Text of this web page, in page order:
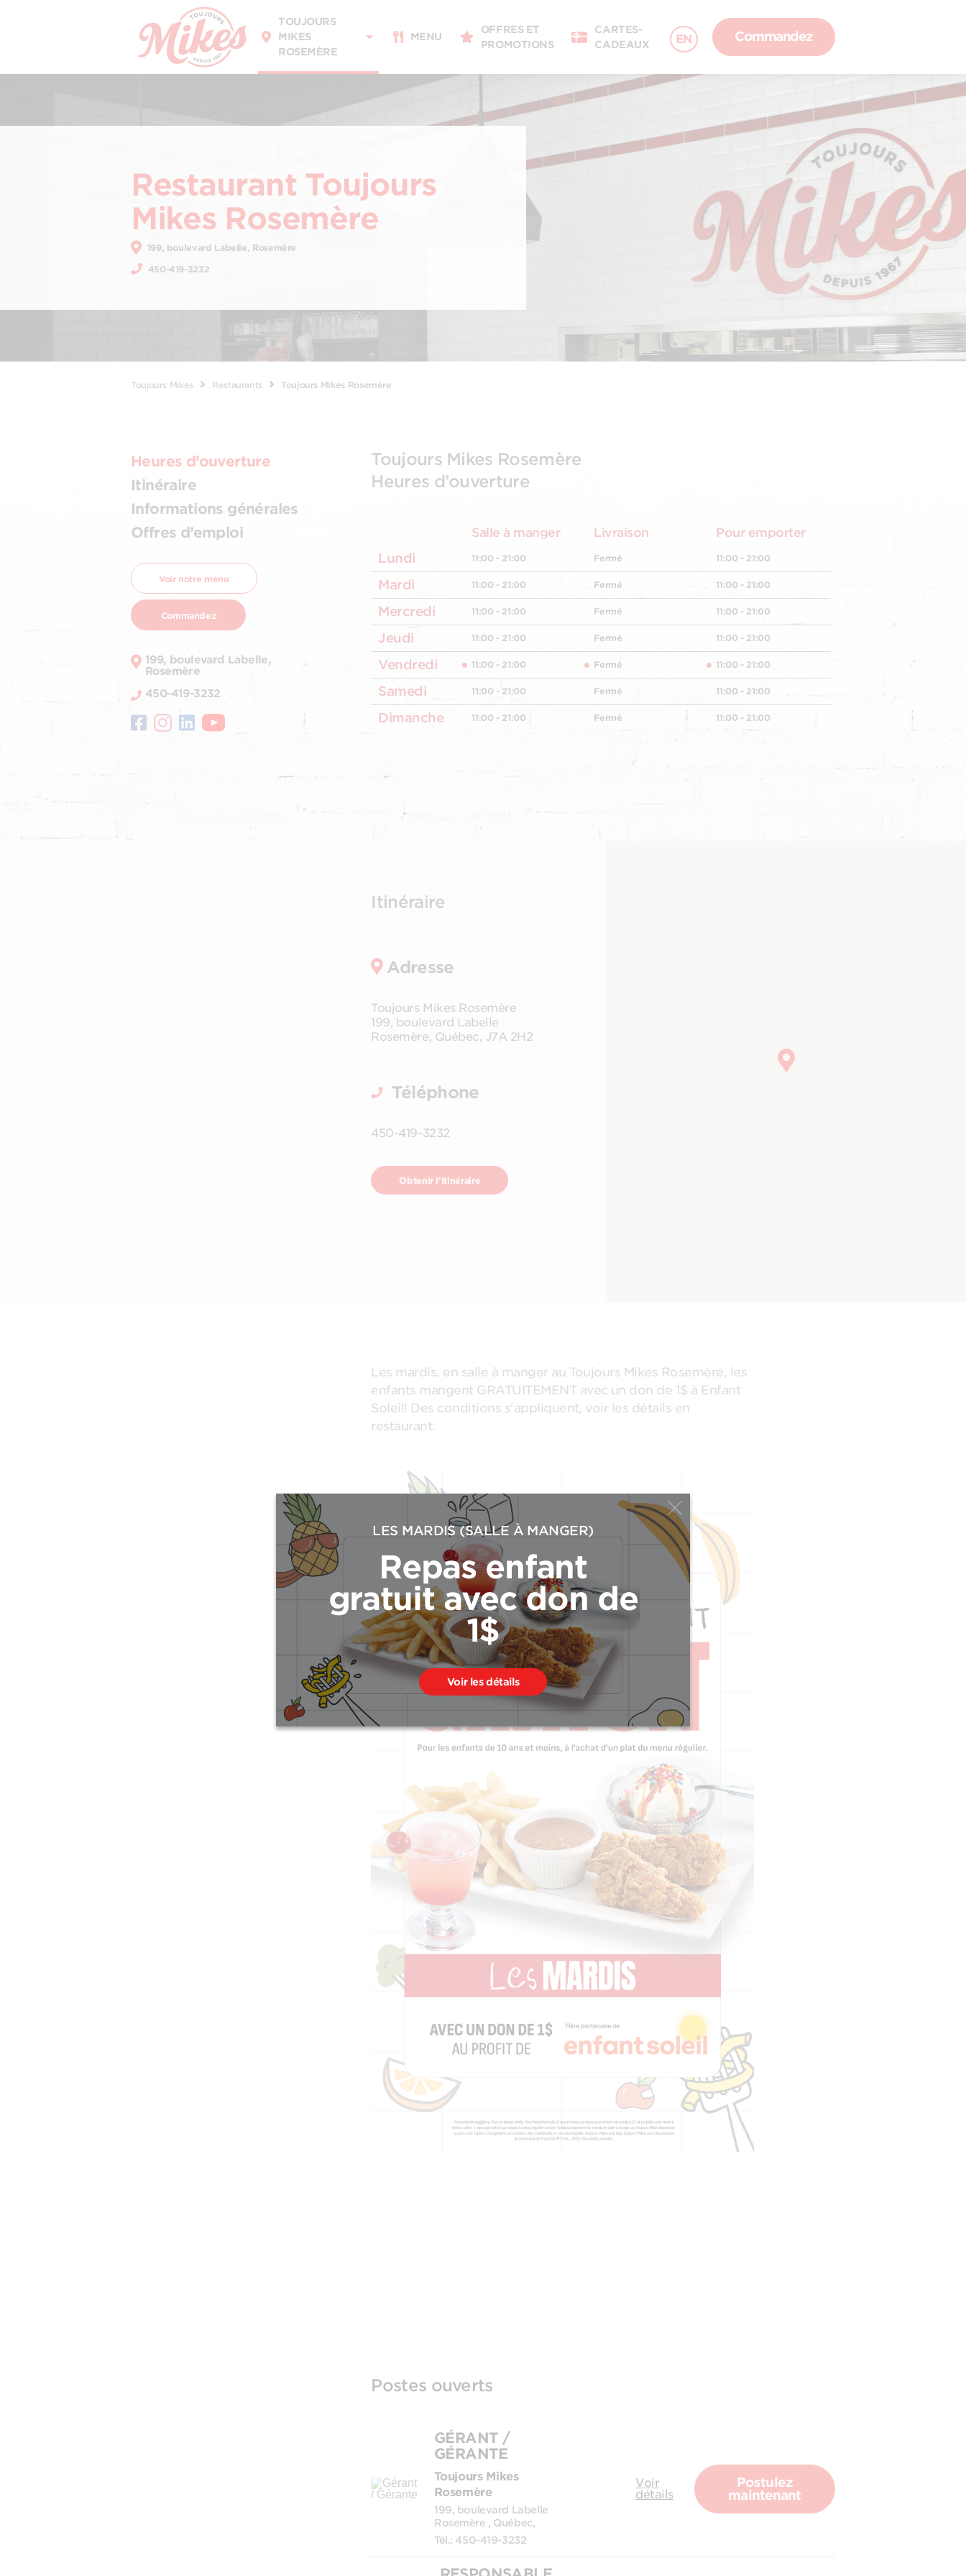
TOUJOURS
MIKES
ROSEMÈRE
NOTRE MENU
Détails du restaurant
MENU
OFFRES ET
PROMOTIONS
CARTES-
CADEAUX
EN Commandez
Restaurant Toujours
Mikes Rosemère
199, boulevard Labelle, Rosemère
450-419-3232
Toujours Mikes Restaurants Toujours Mikes Rosemère
Heures d’ouverture
Itinéraire
Informations générales
Offres d’emploi
Voir notre menu
Commandez
199, boulevard Labelle,
Rosemère
450-419-3232
Toujours Mikes Rosemère
Heures d’ouverture
Salle à manger Livraison Pour emporter
Lundi 11:00 - 21:00 Fermé 11:00 - 21:00
Mardi 11:00 - 21:00 Fermé 11:00 - 21:00
Mercredi 11:00 - 21:00 Fermé 11:00 - 21:00
Jeudi 11:00 - 21:00 Fermé 11:00 - 21:00
Vendredi 11:00 - 21:00 Fermé 11:00 - 21:00
Samedi 11:00 - 21:00 Fermé 11:00 - 21:00
Dimanche 11:00 - 21:00 Fermé 11:00 - 21:00
Itinéraire
Adresse
Toujours Mikes Rosemère
199, boulevard Labelle
Rosemère, Québec, J7A 2H2
Téléphone
450-419-3232
Obtenir l’itinéraire
Les mardis, en salle à manger au Toujours Mikes Rosemère, les
enfants mangent GRATUITEMENT avec un don de 1$ à Enfant
Soleil! Des conditions s'appliquent, voir les détails en
restaurant.
Postes ouverts
GÉRANT /
GÉRANTE
Toujours Mikes
Rosemère
199, boulevard Labelle
Rosemère , Québec,
Tél.: 450-419-3232
Voir
détails
Postulez
maintenant
LES MARDIS (SALLE À MANGER)
Repas enfant
gratuit avec don de
1$
Voir les détails